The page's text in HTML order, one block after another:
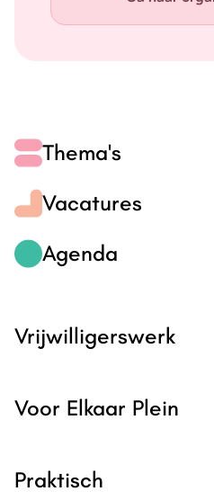
Thema's
Vacatures
Agenda
Vrijwilligerswerk
Voor Elkaar Plein
Praktisch